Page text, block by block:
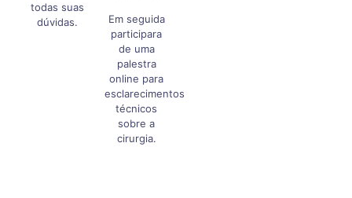
todas suas
dúvidas.
Em seguida
participara
de uma
palestra
online para
esclarecimentos
técnicos
sobre a
cirurgia.